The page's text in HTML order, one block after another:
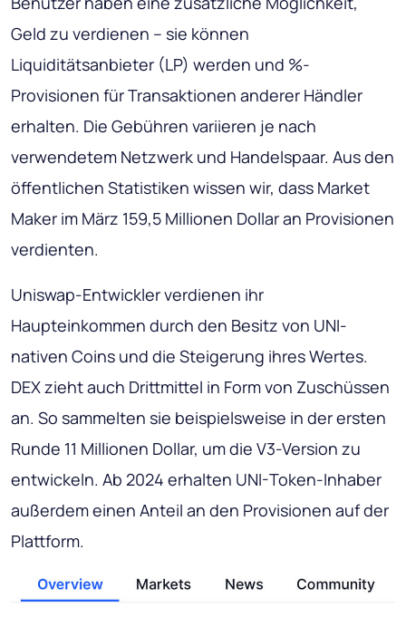
Geld zu verdienen – sie können
Liquiditätsanbieter (LP) werden und %-
Provisionen für Transaktionen anderer Händler
erhalten. Die Gebühren variieren je nach
verwendetem Netzwerk und Handelspaar. Aus den
öffentlichen Statistiken wissen wir, dass Market
Maker im März 159,5 Millionen Dollar an Provisionen
verdienten.
Uniswap-Entwickler verdienen ihr
Haupteinkommen durch den Besitz von UNI-
nativen Coins und die Steigerung ihres Wertes.
DEX zieht auch Drittmittel in Form von Zuschüssen
an. So sammelten sie beispielsweise in der ersten
Runde 11 Millionen Dollar, um die V3-Version zu
entwickeln. Ab 2024 erhalten UNI-Token-Inhaber
außerdem einen Anteil an den Provisionen auf der
Plattform.